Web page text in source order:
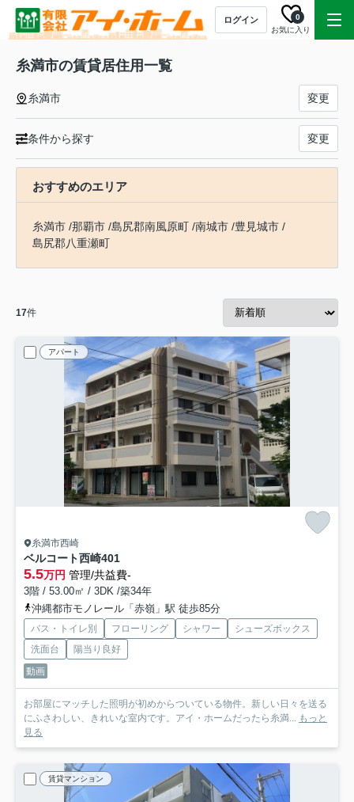
ログイン
お気に入り
0
糸満市の賃貸居住用一覧
糸満市 変更
条件から探す 変更
おすすめのエリア
糸満市 /那覇市 /島尻郡南風原町 /南城市 /豊見城市 /
島尻郡八重瀬町
17件
アパート
糸満市西崎
ベルコート西崎401
5.5万円 管理/共益費-
3階 / 53.00㎡ / 3DK /築34年
沖縄都市モノレール「赤嶺」駅 徒歩85分
バス・トイレ別 フローリング シャワー
シューズボックス
洗面台
陽当り良好
動画
お部屋にマッチした照明が初めからついている物件。新しい日々を送る
にふさわしい、きれいな室内です。アイ・ホームだったら糸満... もっと
見る
賃貸マンション